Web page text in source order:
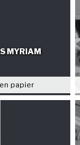
MYRIAM
papier